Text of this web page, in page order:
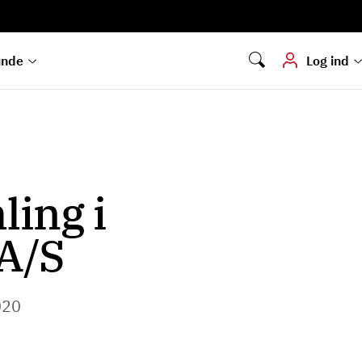
Log ind
Hvis du skal
dokumenter digitalt
i
S